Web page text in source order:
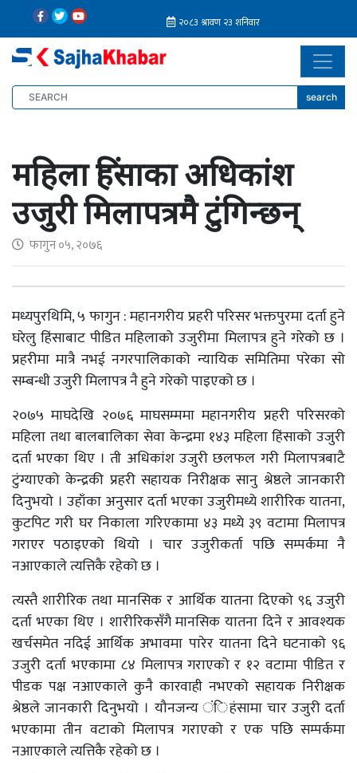
search
महिला हिंसाका अधिकांश
उजुरी मिलापत्रमै टुंगिन्छन्
फागुन ०५, २०७६
मध्यपुरथिमि, ५ फागुन : महानगरीय प्रहरी परिसर भक्तपुरमा दर्ता हुने
घरेलु हिंसाबाट पीडित महिलाको उजुरीमा मिलापत्र हुने गरेको छ ।
प्रहरीमा मात्रै नभई नगरपालिकाको न्यायिक समितिमा परेका सो
सम्बन्धी उजुरी मिलापत्र नै हुने गरेको पाइएको छ ।
२०७५ माघदेखि २०७६ माघसम्ममा महानगरीय प्रहरी परिसरको
महिला तथा बालबालिका सेवा केन्द्रमा १४३ महिला हिंसाको उजुरी
दर्ता भएका थिए । ती अधिकांश उजुरी छलफल गरी मिलापत्रबाटै
टुंग्याएको केन्द्रकी प्रहरी सहायक निरीक्षक सानु श्रेष्ठले जानकारी
दिनुभयो । उहाँका अनुसार दर्ता भएका उजुरीमध्ये शारीरिक यातना,
कुटपिट गरी घर निकाला गरिएकामा ४३ मध्ये ३९ वटामा मिलापत्र
गराएर पठाइएको थियो । चार उजुरीकर्ता पछि सम्पर्कमा नै
नआएकाले त्यत्तिकै रहेको छ ।
त्यस्तै शारीरिक तथा मानसिक र आर्थिक यातना दिएको ९६ उजुरी
दर्ता भएका थिए । शारीरिकसँगै मानसिक यातना दिने र आवश्यक
खर्चसमेत नदिई आर्थिक अभावमा पारेर यातना दिने घटनाको ९६
उजुरी दर्ता भएकामा ८४ मिलापत्र गराएको र १२ वटामा पीडित र
पीडक पक्ष नआएकाले कुनै कारवाही नभएको सहायक निरीक्षक
श्रेष्ठले जानकारी दिनुभयो । यौनजन्य ंिहंसामा चार उजुरी दर्ता
भएकामा तीन वटाको मिलापत्र गराएको र एक पछि सम्पर्कमा
नआएकाले त्यत्तिकै रहेको छ ।